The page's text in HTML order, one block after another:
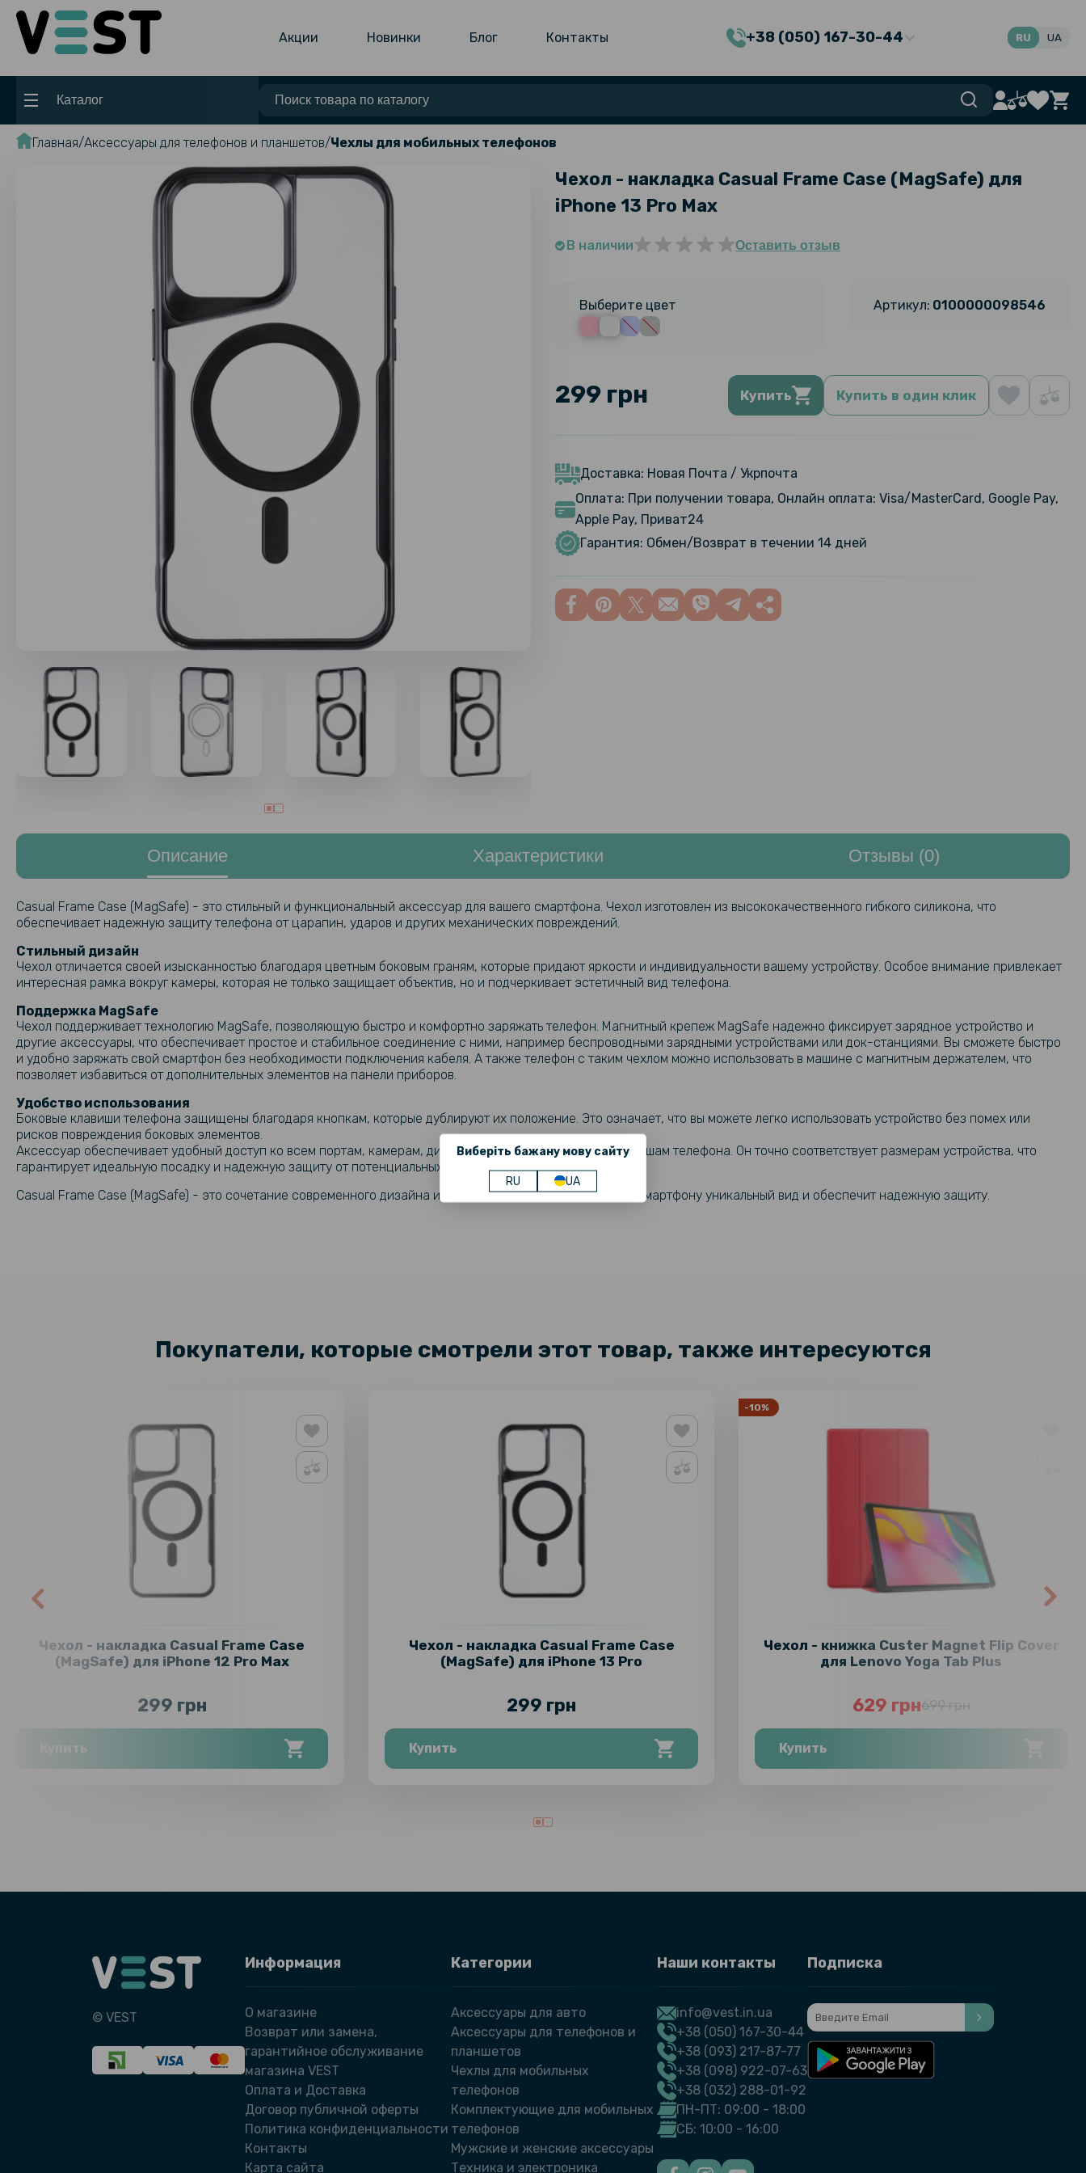
Акции Новинки Блог Контакты +38 (050) 167-30-44
Виберіть бажану мову сайту
RU UA
RU UA
Каталог
Главная Аксессуары для телефонов и планшетов Чехлы для мобильных телефонов
Чехол - накладка Casual Frame Case (MagSafe) для
iPhone 13 Pro Max
В наличии Оставить отзыв
Выберите цвет Артикул: 0100000098546
299 грн Купить Купить в один клик
Доставка: Новая Почта / Укрпочта
Оплата: При получении товара, Онлайн оплата: Visa/MasterCard, Google Pay,
Apple Pay, Приват24
Гарантия: Обмен/Возврат в течении 14 дней
Описание Характеристики Отзывы (0)
Casual Frame Case (MagSafe) - это стильный и функциональный аксессуар для вашего смартфона. Чехол изготовлен из высококачественного гибкого силикона, что
обеспечивает надежную защиту телефона от царапин, ударов и других механических повреждений.
Стильный дизайн
Чехол отличается своей изысканностью благодаря цветным боковым граням, которые придают яркости и индивидуальности вашему устройству. Особое внимание привлекает
интересная рамка вокруг камеры, которая не только защищает объектив, но и подчеркивает эстетичный вид телефона.
Поддержка MagSafe
Чехол поддерживает технологию MagSafe, позволяющую быстро и комфортно заряжать телефон. Магнитный крепеж MagSafe надежно фиксирует зарядное устройство и
другие аксессуары, что обеспечивает простое и стабильное соединение с ними, например беспроводными зарядными устройствами или док-станциями. Вы сможете быстро
и удобно заряжать свой смартфон без необходимости подключения кабеля. А также телефон с таким чехлом можно использовать в машине с магнитным держателем, что
позволяет избавиться от дополнительных элементов на панели приборов.
Удобство использования
Боковые клавиши телефона защищены благодаря кнопкам, которые дублируют их положение. Это означает, что вы можете легко использовать устройство без помех или
рисков повреждения боковых элементов.
Аксессуар обеспечивает удобный доступ ко всем портам, камерам, динамикам и функциональным клавишам телефона. Он точно соответствует размерам устройства, что
гарантирует идеальную посадку и надежную защиту от потенциальных повреждений.
Casual Frame Case (MagSafe) - это сочетание современного дизайна и практичности, которое придаст смартфону уникальный вид и обеспечит надежную защиту.
Покупатели, которые смотрели этот товар, также интересуются
Чехол - накладка Casual Frame Case
(MagSafe) для iPhone 12 Pro Max
299 грн
Купить
Чехол - накладка Casual Frame Case
(MagSafe) для iPhone 13 Pro
299 грн
Купить
-10%
Чехол - книжка Custer Magnet Flip Cover
для Lenovo Yoga Tab Plus
629 грн699 грн
Купить
© VEST
Информация
О магазине
Возврат или замена,
гарантийное обслуживание
магазина VEST
Оплата и Доставка
Договор публичной оферты
Политика конфиденциальности
Контакты
Карта сайта
Категории
Аксессуары для авто
Аксессуары для телефонов и
планшетов
Чехлы для мобильных
телефонов
Комплектующие для мобильных
телефонов
Мужские и женские аксессуары
Техника и электроника
Наши контакты
info@vest.in.ua
+38 (050) 167-30-44
+38 (093) 217-87-77
+38 (098) 922-07-63
+38 (032) 288-01-92
ПН-ПТ: 09:00 - 18:00
СБ: 10:00 - 16:00
Подписка